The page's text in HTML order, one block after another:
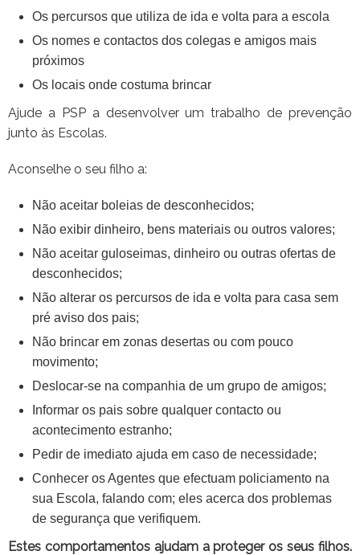
Os percursos que utiliza de ida e volta para a escola
Os nomes e contactos dos colegas e amigos mais
próximos
Os locais onde costuma brincar
Ajude a PSP a desenvolver um trabalho de prevenção
junto às Escolas.
Aconselhe o seu filho a:
Não aceitar boleias de desconhecidos;
Não exibir dinheiro, bens materiais ou outros valores;
Não aceitar guloseimas, dinheiro ou outras ofertas de
desconhecidos;
Não alterar os percursos de ida e volta para casa sem
pré aviso dos pais;
Não brincar em zonas desertas ou com pouco
movimento;
Deslocar-se na companhia de um grupo de amigos;
Informar os pais sobre qualquer contacto ou
acontecimento estranho;
Pedir de imediato ajuda em caso de necessidade;
Conhecer os Agentes que efectuam policiamento na
sua Escola, falando com; eles acerca dos problemas
de segurança que verifiquem.
Estes comportamentos ajudam a proteger os seus filhos.